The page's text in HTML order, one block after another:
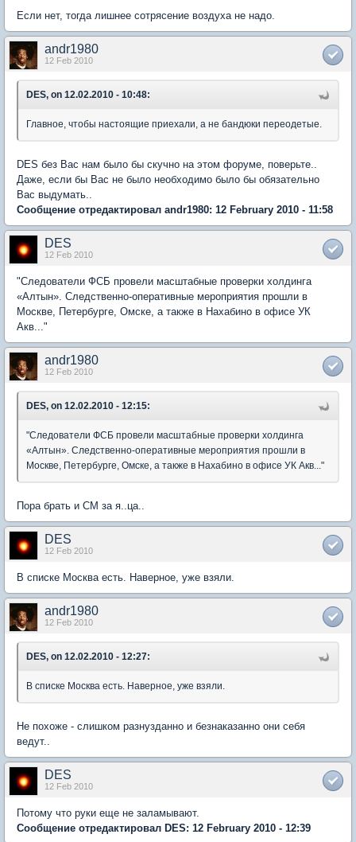
Если нет, тогда лишнее сотрясение воздуха не надо.
andr1980
12 Feb 2010
DES, on 12.02.2010 - 10:48:
Главное, чтобы настоящие приехали, а не бандюки переодетые.
DES без Вас нам было бы скучно на этом форуме, поверьте..
Даже, если бы Вас не было необходимо было бы обязательно
Вас выдумать..
Сообщение отредактировал andr1980: 12 February 2010 - 11:58
DES
12 Feb 2010
"Следователи ФСБ провели масштабные проверки холдинга
«Алтын». Следственно-оперативные мероприятия прошли в
Москве, Петербурге, Омске, а также в Нахабино в офисе УК
Акв..."
andr1980
12 Feb 2010
DES, on 12.02.2010 - 12:15:
"Следователи ФСБ провели масштабные проверки холдинга
«Алтын». Следственно-оперативные мероприятия прошли в
Москве, Петербурге, Омске, а также в Нахабино в офисе УК Акв..."
Пора брать и СМ за я..ца..
DES
12 Feb 2010
В списке Москва есть. Наверное, уже взяли.
andr1980
12 Feb 2010
DES, on 12.02.2010 - 12:27:
В списке Москва есть. Наверное, уже взяли.
Не похоже - слишком разнузданно и безнаказанно они себя
ведут..
DES
12 Feb 2010
Потому что руки еще не заламывают.
Сообщение отредактировал DES: 12 February 2010 - 12:39